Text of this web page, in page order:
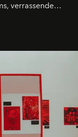
verrassende
projecten: dit zijn